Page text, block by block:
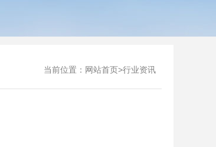
当前位置： 网站首页 >行业资讯